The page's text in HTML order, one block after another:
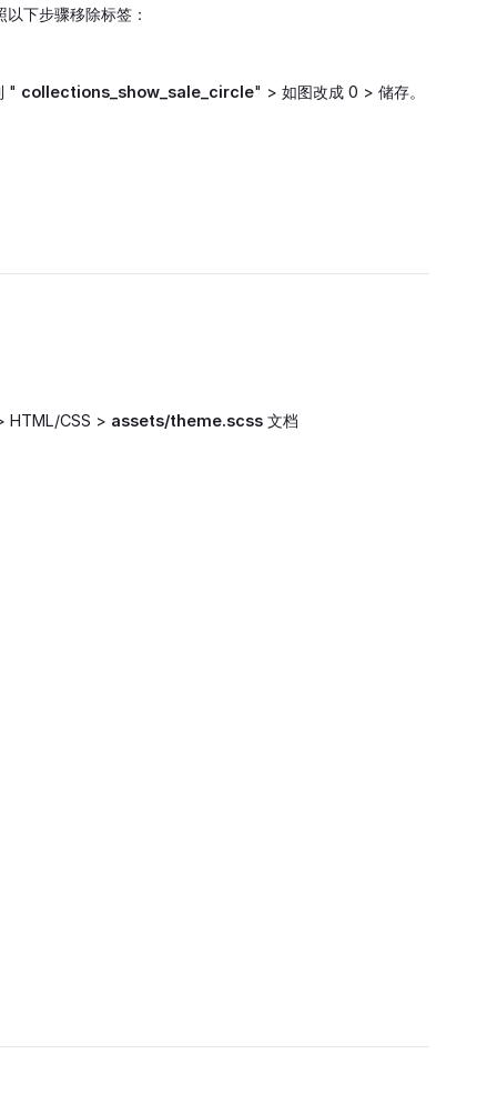
下步骤移除标签：
" collections_show_sale_circle" > 如图改成 0 > 储存。
HTML/CSS > assets/theme.scss 文档